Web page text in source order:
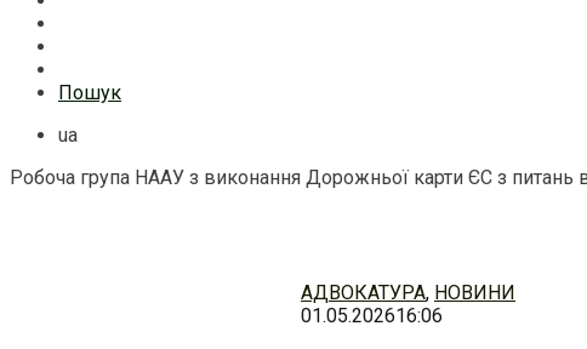
Пошук
ua
Робоча група НААУ з виконання Дорожньої карти ЄС з питань
АДВОКАТУРА, НОВИНИ
01.05.202616:06